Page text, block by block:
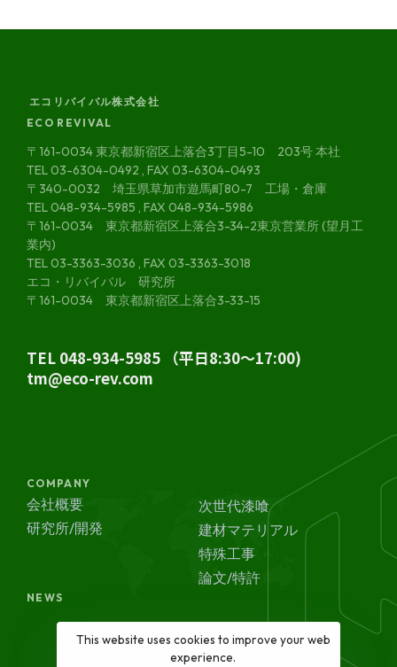
エコリバイバル株式会社
ECO REVIVAL
〒161-0034 東京都新宿区上落合3丁目5-10 203号 本社
TEL 03-6304-0492 , FAX 03-6304-0493
〒340-0032 埼玉県草加市遊馬町80-7 工場・倉庫
TEL 048-934-5985 , FAX 048-934-5986
〒161-0034 東京都新宿区上落合3-34-2東京営業所 (望月工
業内)
TEL 03-3363-3036 , FAX 03-3363-3018
エコ・リバイバル 研究所
〒161-0034 東京都新宿区上落合3-33-15
TEL 048-934-5985 （平日8:30～17:00)
tm@eco-rev.com
COMPANY
会社概要
研究所/開発
次世代漆喰
建材マテリアル
特殊工事
論文/特許
NEWS
This website uses cookies to improve your web
experience.